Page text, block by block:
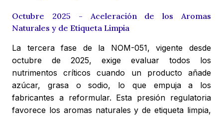
Octubre 2025 - Aceleración de los Aromas
Naturales y de Etiqueta Limpia
La tercera fase de la NOM-051, vigente desde
octubre de 2025, exige evaluar todos los
nutrimentos críticos cuando un producto añade
azúcar, grasa o sodio, lo que empuja a los
fabricantes a reformular. Esta presión regulatoria
favorece los aromas naturales y de etiqueta limpia,